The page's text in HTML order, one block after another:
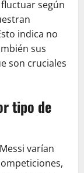
según
indica no
sus
son cruciales
tipo de
varían